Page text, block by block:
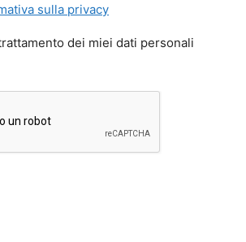
sulla privacy
dei miei dati personali